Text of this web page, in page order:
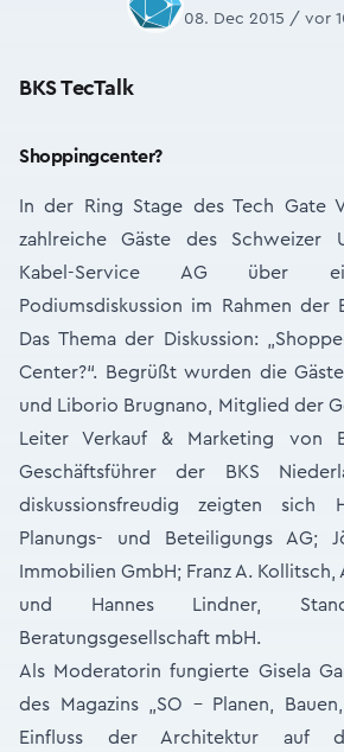
08. Dec 2015 / vor
BKS TecTalk
Shoppingcenter?
In der Ring Stage des Tech Gate
zahlreiche Gäste des Schweizer
Kabel-Service AG über
Podiumsdiskussion im Rahmen der
Das Thema der Diskussion:
Center?“. Begrüßt wurden die
und Liborio Brugnano, Mitglied der
Leiter Verkauf & Marketing von
Geschäftsführer der BKS
diskussionsfreudig zeigten sich
Planungs- und Beteiligungs AG;
Immobilien GmbH; Franz A. Kollitsch,
und Hannes Lindner,
Beratungsgesellschaft mbH.
Als Moderatorin fungierte Gisela
des Magazins „SO – Planen,
Einfluss der Architektur auf